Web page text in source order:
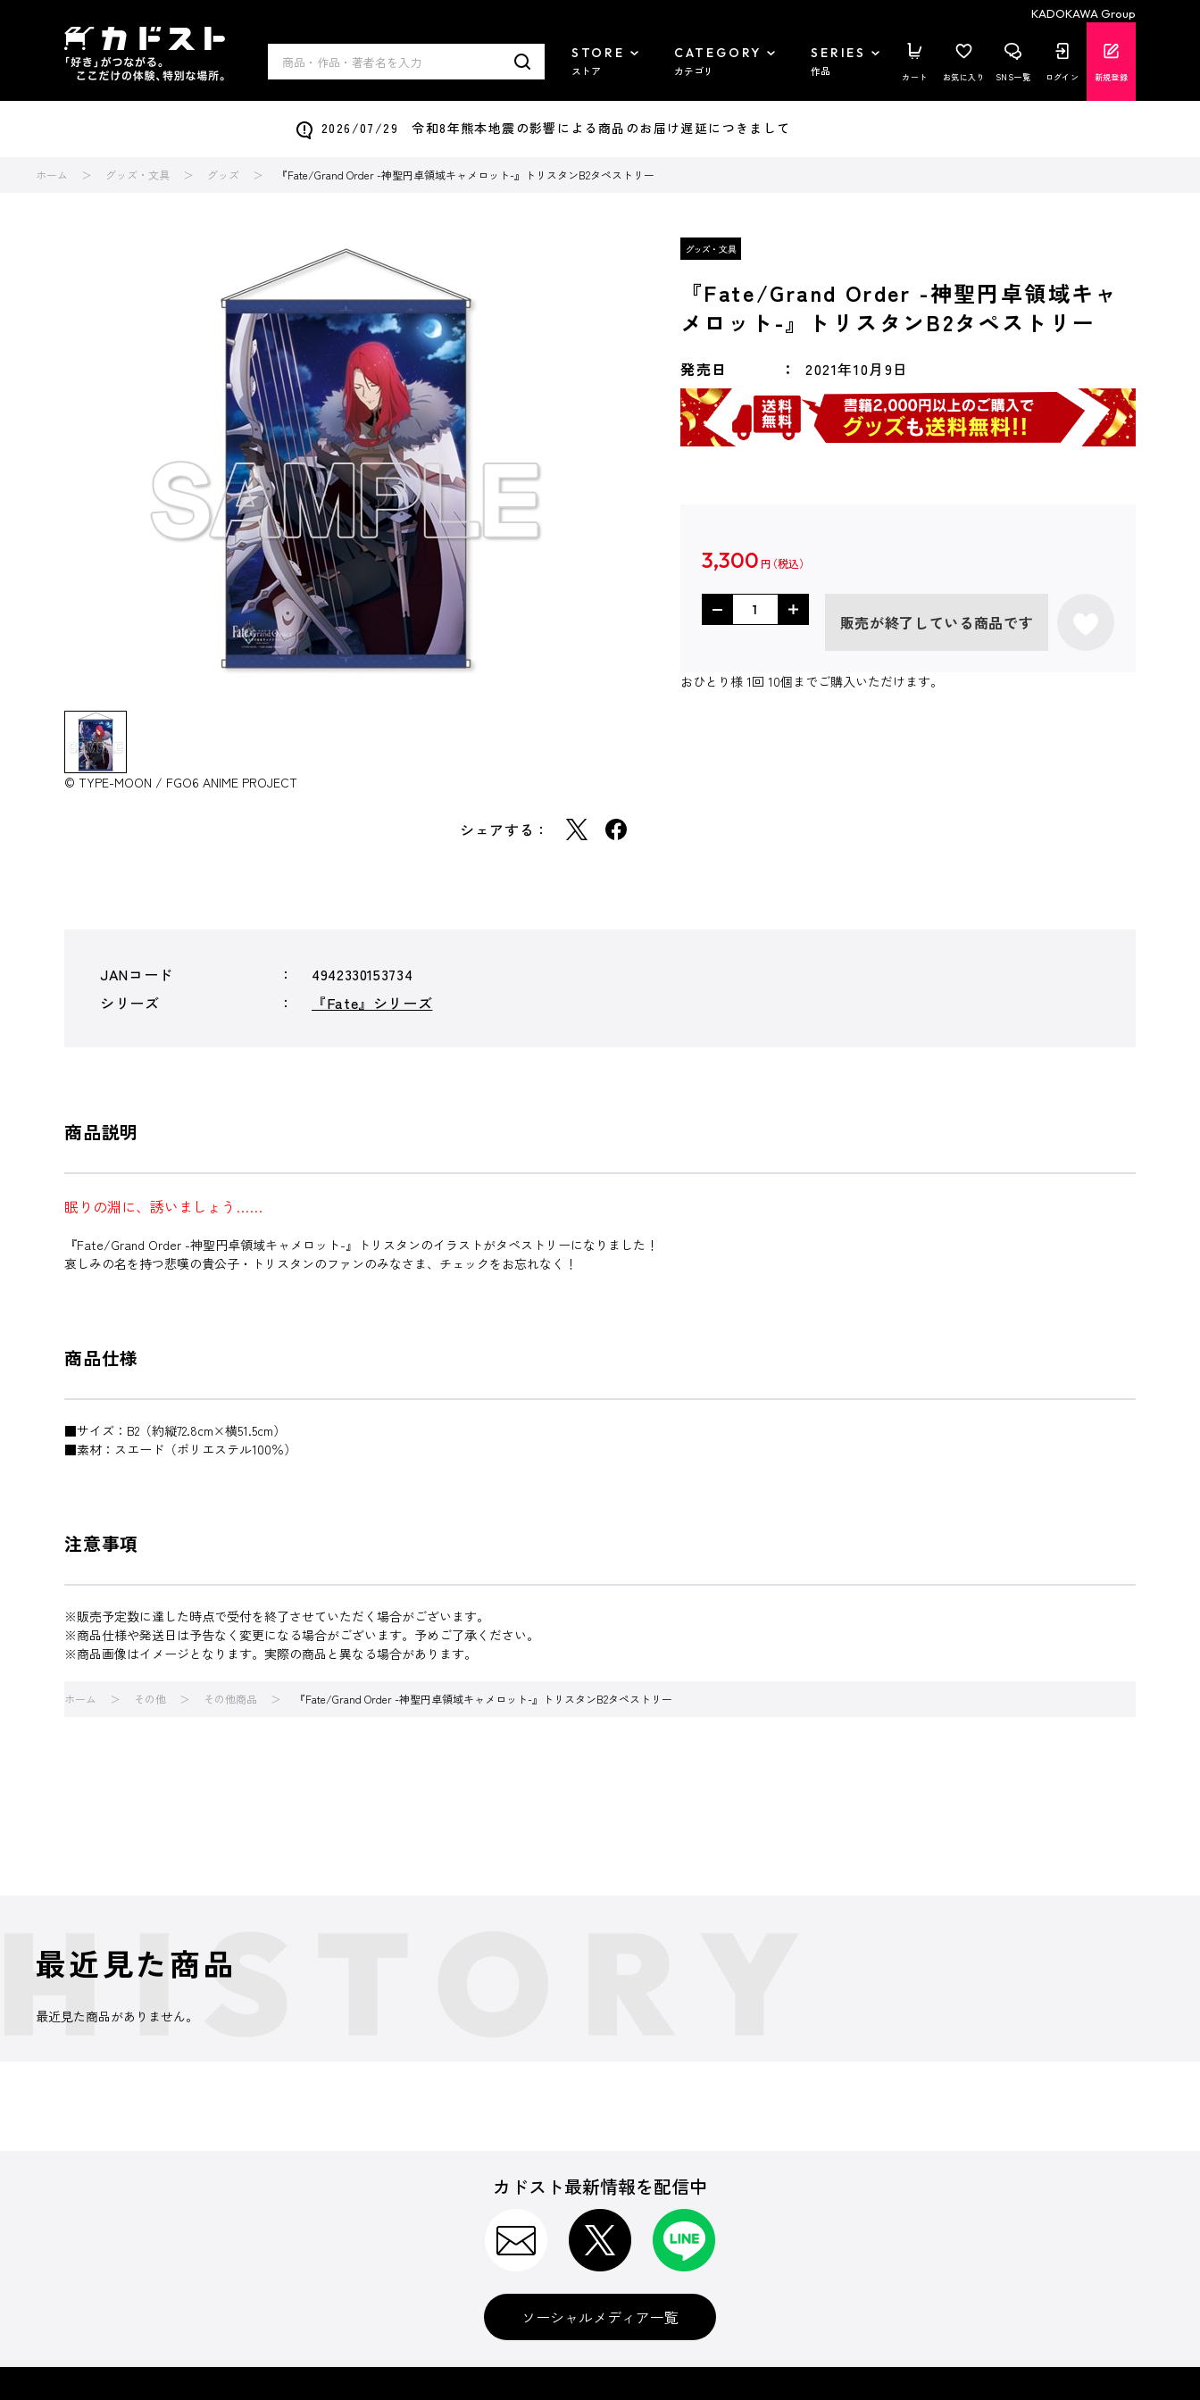
KADOKAWA Group
STORE
ストア
CATEGORY
カテゴリ
SERIES
作品 カート お気に入り SNS一覧 ログイン 新規登録
2026/07/29 令和8年熊本地震の影響による商品のお届け遅延につきまして
ホーム グッズ・文具 グッズ 『Fate/Grand Order -神聖円卓領域キャメロット-』トリスタンB2タペストリー
© TYPE-MOON / FGO6 ANIME PROJECT
シェアする：
『Fate/Grand Order -神聖円卓領域キャ
メロット-』トリスタンB2タペストリー
発売日 2021年10月9日
3,300 円
販売が終了している商品です
おひとり様 1回 10個までご購入いただけます。
JANコード
4942330153734
シリーズ
『Fate』シリーズ
商品説明
眠りの淵に、誘いましょう……
『Fate/Grand Order -神聖円卓領域キャメロット-』トリスタンのイラストがタペストリーになりました！
哀しみの名を持つ悲嘆の貴公子・トリスタンのファンのみなさま、チェックをお忘れなく！
商品仕様
■サイズ：B2（約縦72.8cm×横51.5cm）
■素材：スエード（ポリエステル100％）
注意事項
※販売予定数に達した時点で受付を終了させていただく場合がございます。
※商品仕様や発送日は予告なく変更になる場合がございます。予めご了承ください。
※商品画像はイメージとなります。実際の商品と異なる場合があります。
ホーム その他 その他商品 『Fate/Grand Order -神聖円卓領域キャメロット-』トリスタンB2タペストリー
最近見た商品
最近見た商品がありません。
カドスト最新情報を配信中
ソーシャルメディア一覧